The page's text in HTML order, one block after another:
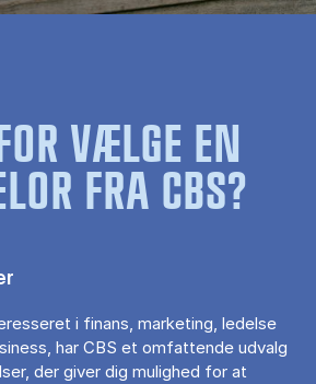
VÆLGE EN
FRA CBS?
i finans, marketing, ledelse
har CBS et omfattende udvalg
der giver dig mulighed for at